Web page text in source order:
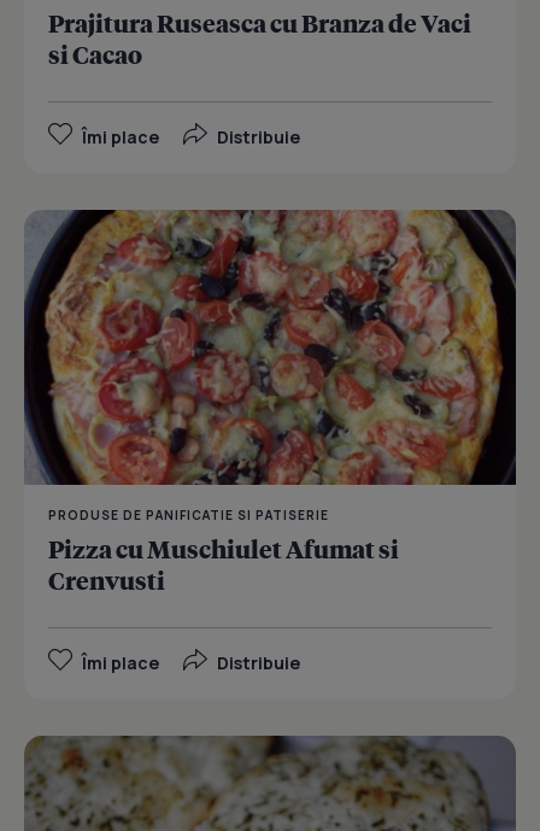
Prajitura Ruseasca cu Branza de Vaci
si Cacao
Îmi place Distribuie
PRODUSE DE PANIFICATIE SI PATISERIE
Pizza cu Muschiulet Afumat si
Crenvusti
Îmi place Distribuie